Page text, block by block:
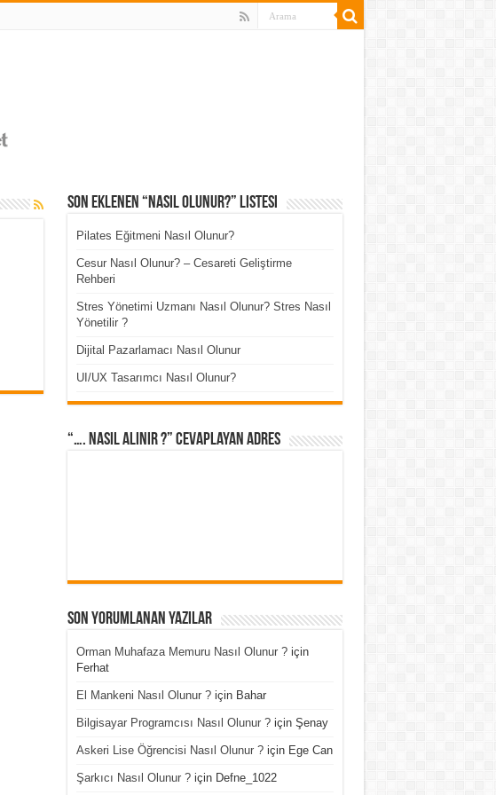
Son Eklenen “Nasıl Olunur?” Listesi
Pilates Eğitmeni Nasıl Olunur?
Cesur Nasıl Olunur? – Cesareti Geliştirme
Rehberi
Stres Yönetimi Uzmanı Nasıl Olunur? Stres Nasıl
Yönetilir ?
Dijital Pazarlamacı Nasıl Olunur
UI/UX Tasarımcı Nasıl Olunur?
“…. Nasıl Alınır ?” cevaplayan adres
Son Yorumlanan Yazılar
Orman Muhafaza Memuru Nasıl Olunur ?için
Ferhat
El Mankeni Nasıl Olunur ?için Bahar
Bilgisayar Programcısı Nasıl Olunur ?için Şenay
Askeri Lise Öğrencisi Nasıl Olunur ?için Ege Can
Şarkıcı Nasıl Olunur ?için Defne_1022